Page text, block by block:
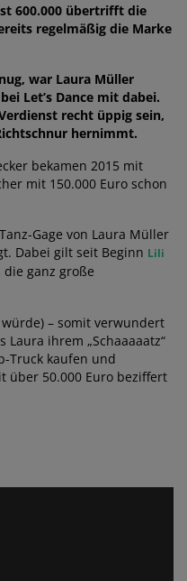
600.000 übertrifft die
regelmäßig die Marke
war Laura Müller
Let’s Dance mit dabei.
recht üppig sein,
hernimmt.
bekamen 2015 mit
mit 150.000 Euro schon
Gage von Laura Müller
Dabei gilt seit Beginn Lili
die ganz große
– somit verwundert
ihrem „Schaaaaatz“
Truck kaufen und
über 50.000 Euro beziffert